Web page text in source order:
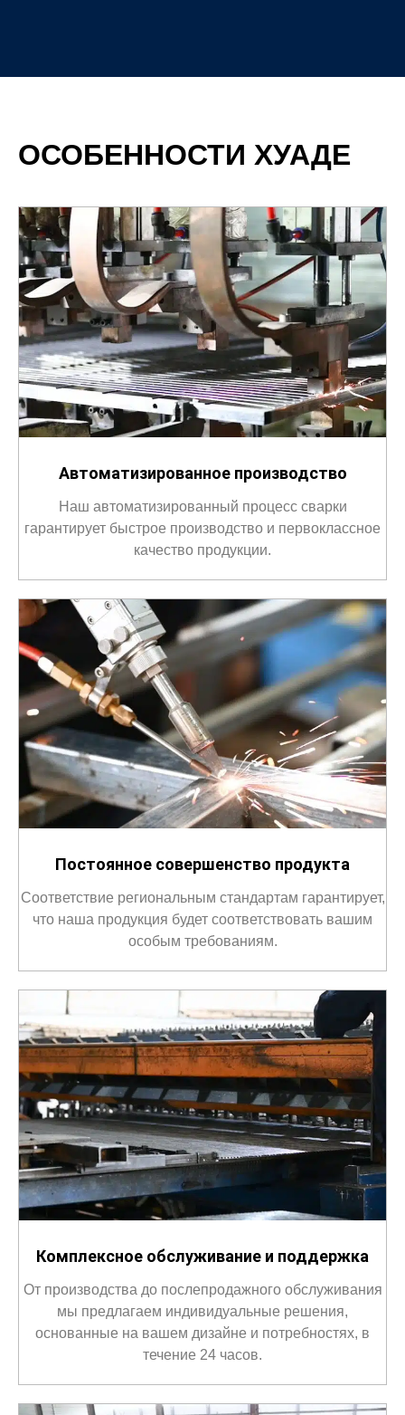
ОСОБЕННОСТИ ХУАДЕ
Автоматизированное производство
Наш автоматизированный процесс сварки
гарантирует быстрое производство и первоклассное
качество продукции.
Постоянное совершенство продукта
Соответствие региональным стандартам гарантирует,
что наша продукция будет соответствовать вашим
особым требованиям.
Комплексное обслуживание и поддержка
От производства до послепродажного обслуживания
мы предлагаем индивидуальные решения,
основанные на вашем дизайне и потребностях, в
течение 24 часов.